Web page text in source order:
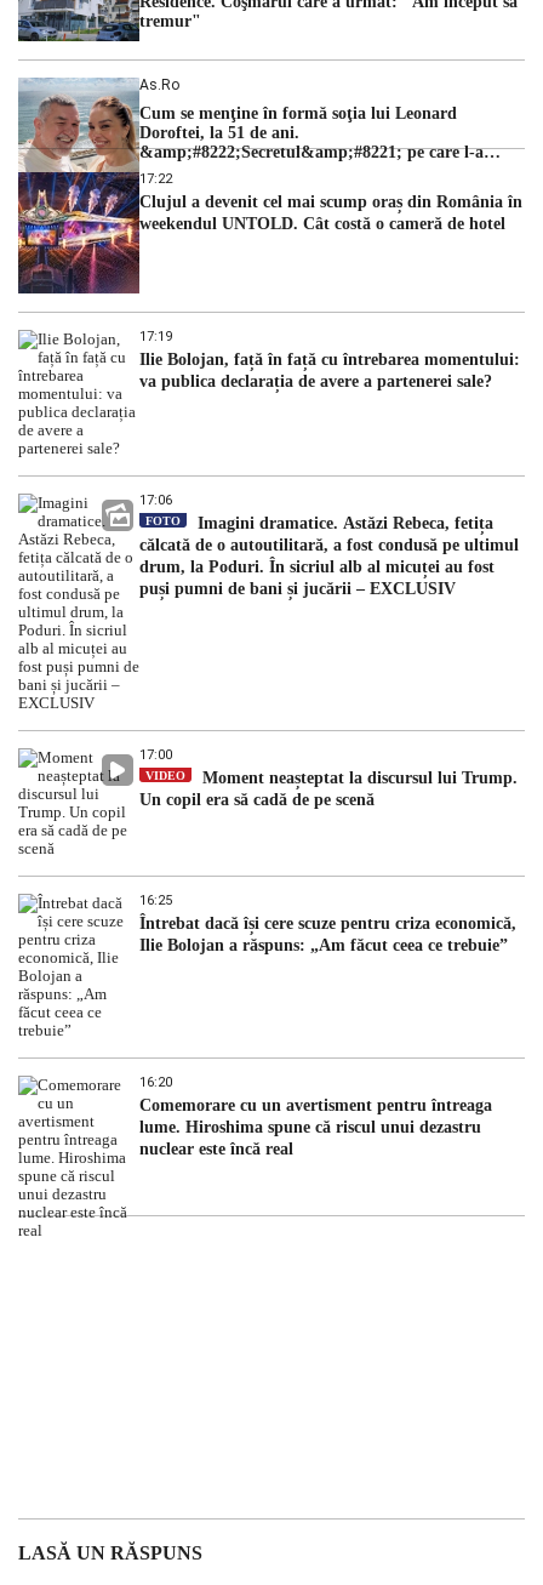
tremur"
As.ro
Cum se menţine în formă soţia lui Leonard
Doroftei, la 51 de ani.
&amp;#8222;Secretul&amp;#8221; pe care l-a
dezvăluit
17:22
Clujul a devenit cel mai scump oraș din România în
weekendul UNTOLD. Cât costă o cameră de hotel
17:19
Ilie Bolojan, față în față cu întrebarea momentului:
va publica declarația de avere a partenerei sale?
17:06
FOTO
Imagini dramatice. Astăzi Rebeca, fetița
călcată de o autoutilitară, a fost condusă pe ultimul
drum, la Poduri. În sicriul alb al micuței au fost
puși pumni de bani și jucării – EXCLUSIV
17:00
VIDEO
Moment neașteptat la discursul lui Trump.
Un copil era să cadă de pe scenă
16:25
Întrebat dacă își cere scuze pentru criza economică,
Ilie Bolojan a răspuns: „Am făcut ceea ce trebuie”
16:20
Comemorare cu un avertisment pentru întreaga
lume. Hiroshima spune că riscul unui dezastru
nuclear este încă real
LASĂ UN RĂSPUNS